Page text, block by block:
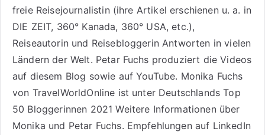
freie Reisejournalistin (ihre Artikel erschienen u. a. in
DIE ZEIT, 360° Kanada, 360° USA, etc.),
Reiseautorinund Reisebloggerin Antworten in vielen
Ländern der Welt. Petar Fuchs produziert die Videos
auf diesem Blog sowie aufYouTube. Monika Fuchs
von TravelWorldOnline ist unter Deutschlands Top
50 Bloggerinnen 2021 Weitere Informationen über
Monika und Petar Fuchs. Empfehlungen auf LinkedIn